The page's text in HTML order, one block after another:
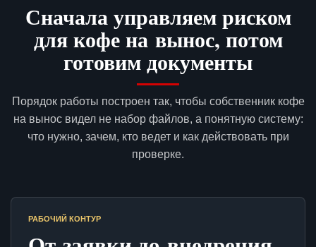
Сначала управляем риском
для кофе на вынос, потом
готовим документы
Порядок работы построен так, чтобы собственник кофе
на вынос видел не набор файлов, а понятную систему:
что нужно, зачем, кто ведет и как действовать при
проверке.
РАБОЧИЙ КОНТУР